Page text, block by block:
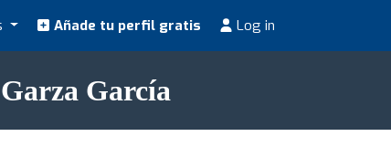
Añade tu perfil gratis Log in
García